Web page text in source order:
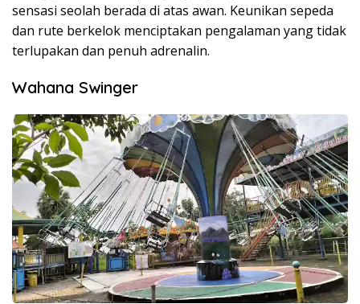
sensasi seolah berada di atas awan. Keunikan sepeda
dan rute berkelok menciptakan pengalaman yang tidak
terlupakan dan penuh adrenalin.
Wahana Swinger